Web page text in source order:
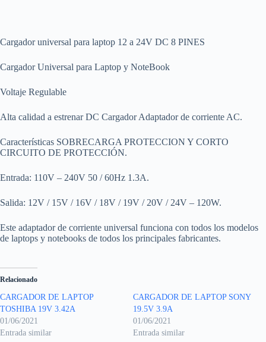
Cargador universal para laptop 12 a 24V DC 8 PINES
Cargador Universal para Laptop y NoteBook
Voltaje Regulable
Alta calidad a estrenar DC Cargador Adaptador de corriente AC.
Características SOBRECARGA PROTECCION Y CORTO
CIRCUITO DE PROTECCIÓN.
Entrada: 110V – 240V 50 / 60Hz 1.3A.
Salida: 12V / 15V / 16V / 18V / 19V / 20V / 24V – 120W.
Este adaptador de corriente universal funciona con todos los modelos
de laptops y notebooks de todos los principales fabricantes.
Relacionado
CARGADOR DE LAPTOP
TOSHIBA 19V 3.42A
01/06/2021
Entrada similar
CARGADOR DE LAPTOP SONY
19.5V 3.9A
01/06/2021
Entrada similar